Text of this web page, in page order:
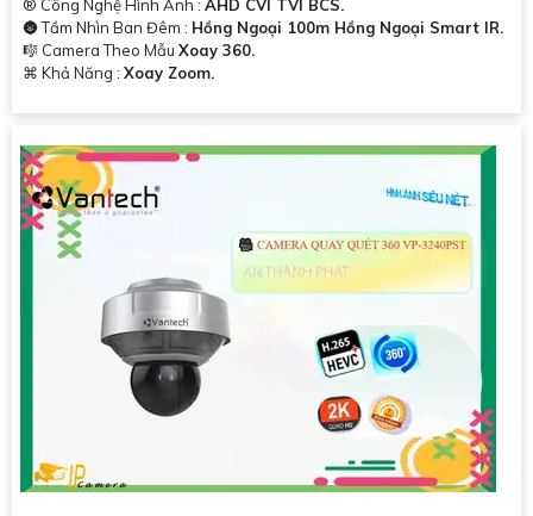
®️ Công Nghệ Hình Ảnh : AHD CVI TVI BCS.
🌚 Tầm Nhìn Ban Đêm : Hồng Ngoại 100m Hồng Ngoại Smart IR.
🎼️ Camera Theo Mẫu Xoay 360.
️⌘ Khả Năng : Xoay Zoom.